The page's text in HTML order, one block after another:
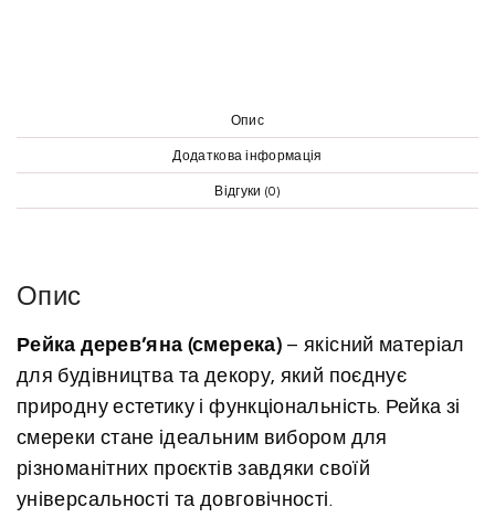
Опис
Додаткова інформація
Відгуки (0)
Опис
Рейка дерев’яна (смерека) – якісний матеріал
для будівництва та декору, який поєднує
природну естетику і функціональність. Рейка зі
смереки стане ідеальним вибором для
різноманітних проєктів завдяки своїй
універсальності та довговічності.